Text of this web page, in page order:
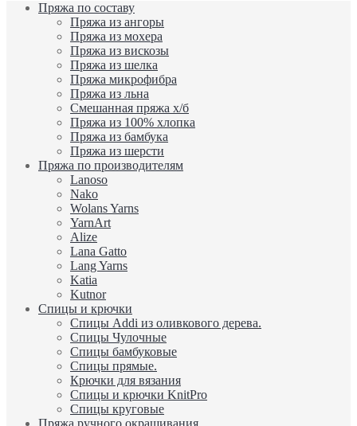
Пряжа по составу
Пряжа из ангоры
Пряжа из мохера
Пряжа из вискозы
Пряжа из шелка
Пряжа микрофибра
Пряжа из льна
Смешанная пряжа х/б
Пряжа из 100% хлопка
Пряжа из бамбука
Пряжа из шерсти
Пряжа по производителям
Lanoso
Nako
Wolans Yarns
YarnArt
Alize
Lana Gatto
Lang Yarns
Katia
Kutnor
Спицы и крючки
Спицы Addi из оливкового дерева.
Спицы Чулочные
Спицы бамбуковые
Спицы прямые.
Крючки для вязания
Спицы и крючки KnitPro
Спицы круговые
Пряжа ручного окрашивания